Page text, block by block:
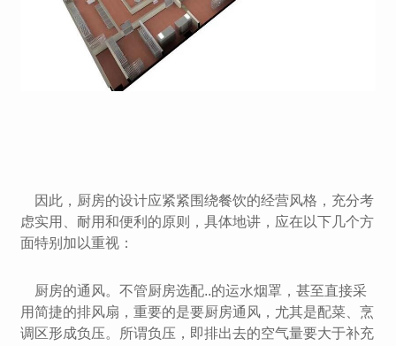
因此，厨房的设计应紧紧围绕餐饮的经营风格，充分考
虑实用、耐用和便利的原则，具体地讲，应在以下几个方
面特别加以重视：
厨房的通风。不管厨房选配..的运水烟罩，甚至直接采
用简捷的排风扇，重要的是要厨房通风，尤其是配菜、烹
调区形成负压。所谓负压，即排出去的空气量要大于补充